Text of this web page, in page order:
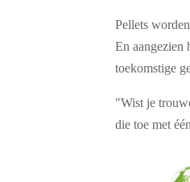
Pellets
En aangezien
toekomstige
"Wist je
die toe met